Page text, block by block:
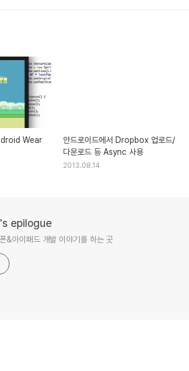
Wear
안드로이드에서 Dropbox 업로드/
다운로드 등 Async 사용
2013.08.14
epilogue
&아이패드 개발 이야기를 하는 곳